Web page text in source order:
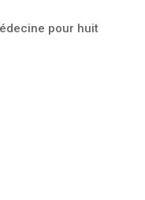
pour huit